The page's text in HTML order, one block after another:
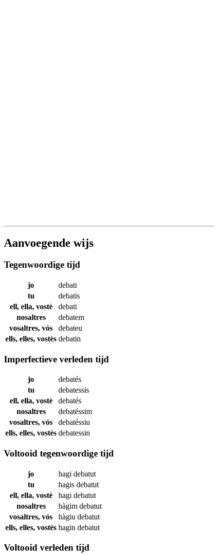
Aanvoegende wijs
Tegenwoordige tijd
jo
debati
tu
debatis
ell, ella, vostè
debati
nosaltres
debatem
vosaltres, vós
debateu
ells, elles, vostès debatin
Imperfectieve verleden tijd
jo
debatés
tu
debatessis
ell, ella, vostè
debatés
nosaltres
debatéssim
vosaltres, vós
debatéssiu
ells, elles, vostès debatessin
Voltooid tegenwoordige tijd
jo hagi debatut
tu
hagis debatut
ell, ella, vostè
hagi debatut
nosaltres
hàgim debatut
vosaltres, vós
hàgiu debatut
ells, elles, vostès hagin debatut
Voltooid verleden tijd